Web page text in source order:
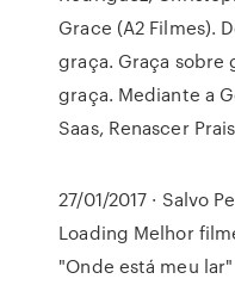
Grace (A2 Filmes).
graça. Graça sobre
graça. Mediante a
Saas, Renascer
27/01/2017 · Salvo
Loading Melhor
"Onde está meu